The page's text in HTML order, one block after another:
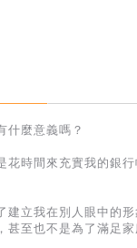
什麼意義嗎？
花時間來充實我的銀
建立我在別人眼中的
至也不是為了滿足